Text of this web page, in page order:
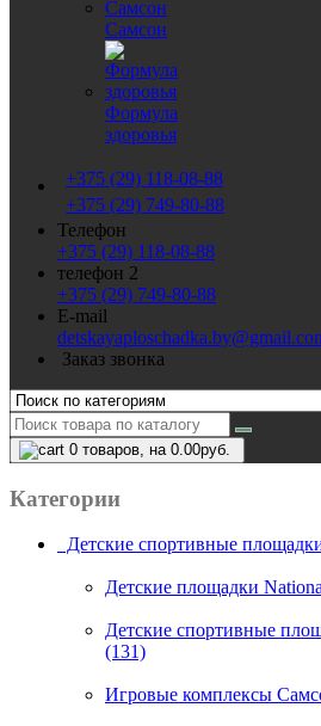
Самсон
Формула
здоровья
+375 (29) 118-08-88
+375 (29) 749-80-88
Телефон
+375 (29) 118-08-88
телефон 2
+375 (29) 749-80-88
E-mail
Заказ звонка
0 товаров, на 0.00руб.
Категории
Детские спортивные
Детские площадки
Детские спортивные
(131)
Игровые комплексы